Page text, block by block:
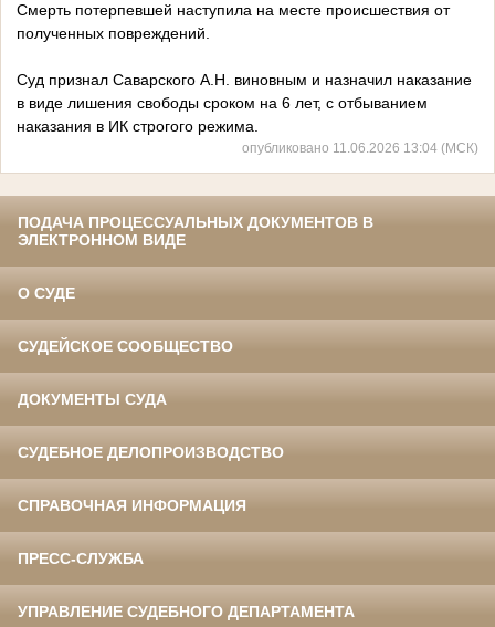
Смерть потерпевшей наступила на месте происшествия от
полученных повреждений.
Суд признал Саварского А.Н. виновным и назначил наказание
в виде лишения свободы сроком на 6 лет, с отбыванием
наказания в ИК строгого режима.
опубликовано 11.06.2026 13:04 (МСК)
ПОДАЧА ПРОЦЕССУАЛЬНЫХ ДОКУМЕНТОВ В
ЭЛЕКТРОННОМ ВИДЕ
О СУДЕ
СУДЕЙСКОЕ СООБЩЕСТВО
ДОКУМЕНТЫ СУДА
СУДЕБНОЕ ДЕЛОПРОИЗВОДСТВО
СПРАВОЧНАЯ ИНФОРМАЦИЯ
ПРЕСС-СЛУЖБА
УПРАВЛЕНИЕ СУДЕБНОГО ДЕПАРТАМЕНТА